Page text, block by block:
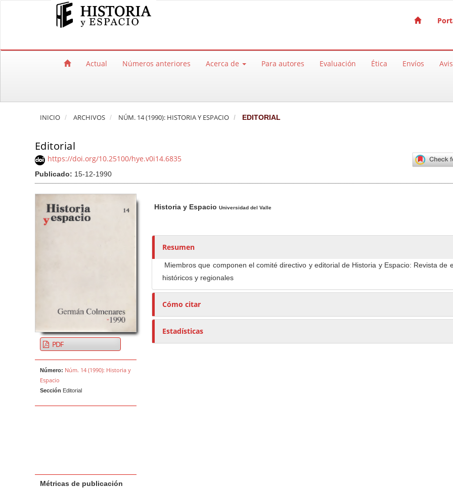
Salto rápido al contenido de la página
Navegación principal
Actual Números anteriores Acerca de Para autores Evaluación Ética Envíos
INICIO ARCHIVOS NÚM. 14 (1990): HISTORIA Y ESPACIO EDITORIAL
Editorial
https://doi.org/10.25100/hye.v0i14.6835
Publicado: 15-12-1990
Barra lateral del artículo
PDF
Número: Núm. 14 (1990): Historia y
Espacio
Sección Editorial
Métricas de publicación
u
o
e
a
Historia y Espacio Universidad del Valle
Resumen
Miembros que componen el comité directivo y editorial de Historia y Espacio: Revista de
históricos y regionales
Cómo citar
Estadísticas